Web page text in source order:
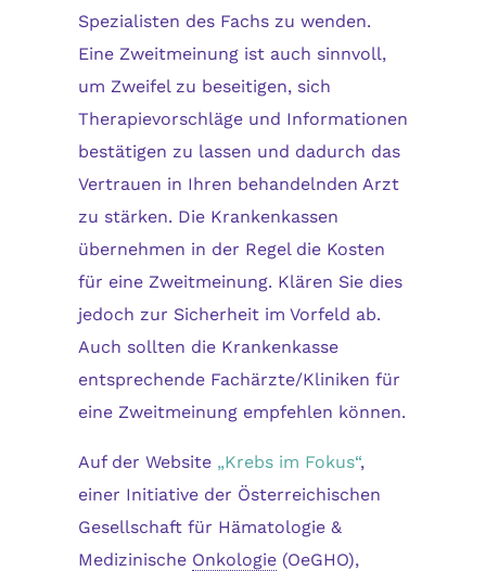
Spezialisten des Fachs zu wenden.
Eine Zweitmeinung ist auch sinnvoll,
um Zweifel zu beseitigen, sich
Therapievorschläge und Informationen
bestätigen zu lassen und dadurch das
Vertrauen in Ihren behandelnden Arzt
zu stärken. Die Krankenkassen
übernehmen in der Regel die Kosten
für eine Zweitmeinung. Klären Sie dies
jedoch zur Sicherheit im Vorfeld ab.
Auch sollten die Krankenkasse
entsprechende Fachärzte/Kliniken für
eine Zweitmeinung empfehlen können.
Auf der Website „Krebs im Fokus“,
einer Initiative der Österreichischen
Gesellschaft für Hämatologie &
Medizinische Onkologie(OeGHO),